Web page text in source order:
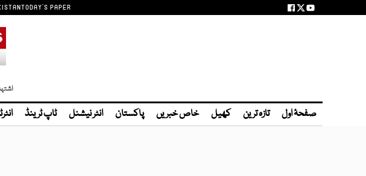
TODAY'S PAPER
صفحۂ اول تازہ ترین کھیل خاص خبریں پاکستان انٹر نیشنل ٹاپ ٹرینڈ